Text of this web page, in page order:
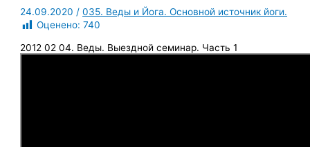
24.09.2020/035. Веды и Йога. Основной источник йоги.
Оценено: 740
2012 02 04. Веды. Выездной семинар. Часть 1